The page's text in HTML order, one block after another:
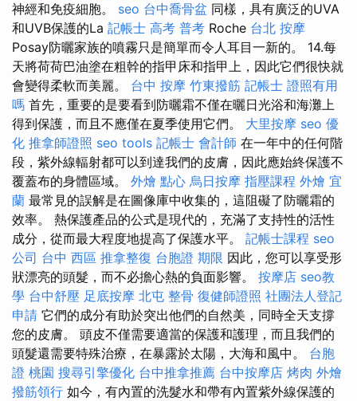
神經和免疫細胞。 seo 台中喬骨盆 同樣，具有廣泛的UVA
和UVB保護的La 記帳士 高考 普考 Roche 台北 按摩
Posay防曬家族的噴霧只是簡單而令人耳目一新的。 14.每
天將荷荷巴油塗在粗幹的指甲床和指甲上，因此它們很快就
會變得柔軟而美麗。 台中 按摩 竹東撥筋 記帳士 證照有用
嗎 首先，重要的是要看到防曬霜不僅在曬日光浴和海灘上
得到保護，而且不應僅在夏季使用它們。 大里按摩 seo 優
化 推拿師證照 seo tools 記帳士 會計師 在一年中的任何階
段，紫外線輻射都可以到達我們的皮膚，因此應始終保護不
覆蓋布的身體區域。 外燴 點心 烏日按摩 指壓課程 外燴 宜
蘭 最常見的誤解是在圖像庫中收集的，這阻礙了防曬霜的
效率。 熱保護產品的公式是現代的，充滿了支持性的活性
成分，從而最大程度地提高了保護水平。 記帳士課程 seo
公司 台中 西區 推拿整復 台胞證 期限 因此，您可以享受形
狀漂亮的頭髮，而不必擔心熱的負面影響。 按摩店 seo教
學 台中舒壓 足底按摩 北屯 整骨 復健師證照 社團法人登記
申請 它們的成分有助於突出他們的自然美，同時全天支撐
您的皮膚。 頭皮不僅需要適當的保護和護理，而且我們的
頭髮還需要特殊治療，在暴露於太陽，大海和風中。 台胞
證 桃園 搜尋引擎優化 台中推拿推薦 台中按摩店 烤肉 外燴
撥筋領行 如今，有內置的洗髮水和帶有內置紫外線保護的